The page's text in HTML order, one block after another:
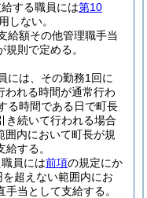
する職員には第10
しない。
給額その他管理職手当
則で定める。
には、その勤務1回に
われる時間が通常行わ
る時間である日で町長
き続いて行われる場合
囲内において町長が規
する。
員には前項の規定にか
超えない範囲内にお
当として支給する。